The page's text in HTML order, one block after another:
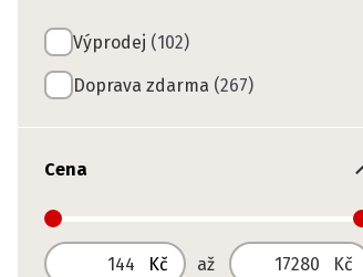
Výprodej (102)
Doprava zdarma (267)
Cena
Od
Kč až
Do
Kč